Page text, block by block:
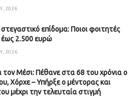
2026
επίδομα: Ποιοι φοιτητές
2.500 ευρώ
2026
τον Μέσι: Πέθανε στα 68 του χρόνια ο
Χόρχε – Υπήρξε ο μέντορας και
μέχρι την τελευταία στιγμή